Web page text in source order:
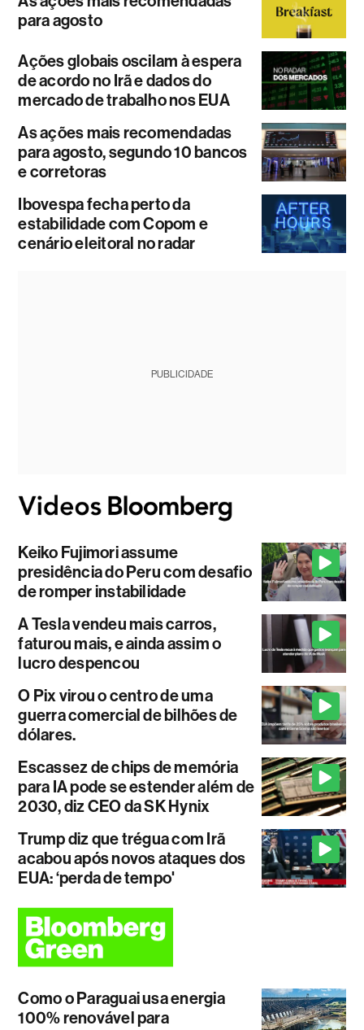
para agosto
Ações globais oscilam à espera
de acordo no Irã e dados do
mercado de trabalho nos EUA
As ações mais recomendadas
para agosto, segundo 10 bancos
e corretoras
Ibovespa fecha perto da
estabilidade com Copom e
cenário eleitoral no radar
PUBLICIDADE
Keiko Fujimori assume
presidência do Peru com desafio
de romper instabilidade
A Tesla vendeu mais carros,
faturou mais, e ainda assim o
lucro despencou
O Pix virou o centro de uma
guerra comercial de bilhões de
dólares.
Escassez de chips de memória
para IA pode se estender além de
2030, diz CEO da SK Hynix
Trump diz que trégua com Irã
acabou após novos ataques dos
EUA: ‘perda de tempo'
Como o Paraguai usa energia
100% renovável para